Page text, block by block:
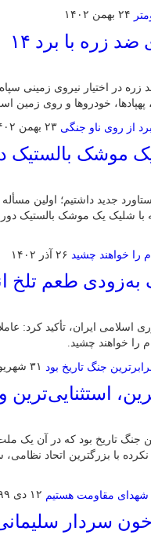
۲۴ بهمن ۱۴۰۲
تجهیز نیروی زمینی سپاه به موشک‌های ضد زره با برد ۱۴
در اختیار نیروی زمینی سپاه
۲۳ بهمن ۱۴۰۲
موشک بالستیک
جدید داشتیم؛ اولین مسأله
با شلیک یک موشک بالستیک
۲۶ آذر ۱۴۰۲
طعم تلخ
اسلامی ایران، تأکید کرد:
را خواهند چشید.
۳۱ شهریور ۱۴۰۲
استثنایی‌ترین و
جنگ تاریخ بود که در آن یک
با بزرگترین اتحاد
۱۲ دی ۱۳۹۹
خون سردار